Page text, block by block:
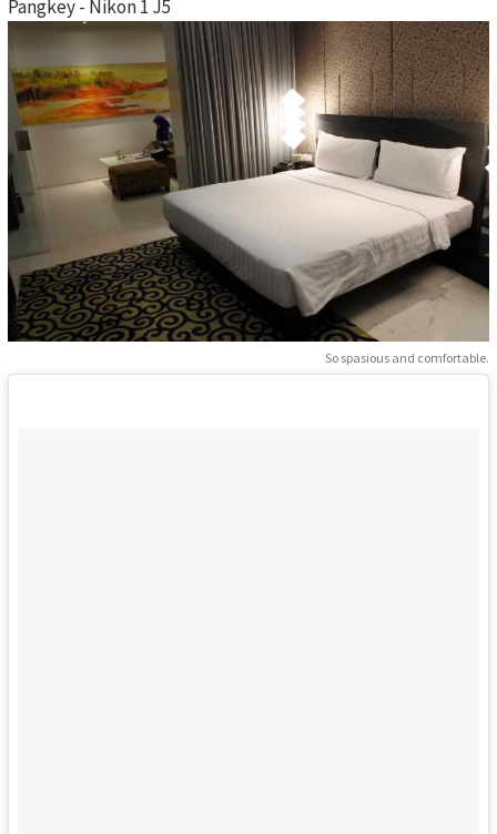
So spasious and comfortable.